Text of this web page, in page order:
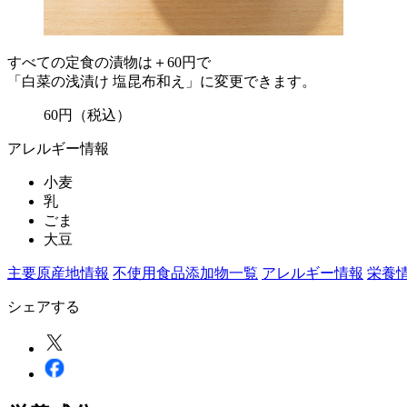
すべての定食の漬物は＋60円で
「白菜の浅漬け 塩昆布和え」に変更できます。
60円 （税込）
アレルギー情報
小麦
乳
ごま
大豆
主要原産地情報 不使用食品添加物一覧 アレルギー情報 栄養
シェアする